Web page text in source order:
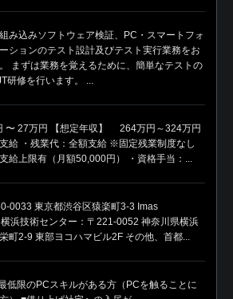
み込みソフトウェア検証、PC・スマートフォ
ションのテスト設計及びテスト実行業務をお
まずは業務を覚えるために、簡単なテストの
研修を行います。 ...
〜 27万円 【想定年収】 264万円～324万円
給 ・残業代：全額支給 ※固定残業制度なし
給上限有（月額50,000円） ・資格手当：...
0033 東京都渋谷区猿楽町3-3 Imas
浜技術センター：〒221-0052 神奈川県横浜
町2-9 東部ヨコハマビル2F その他、首都...
低限のPCスキルがある方（PCを触ることに